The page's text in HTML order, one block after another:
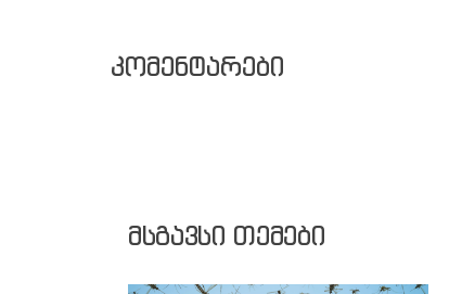
კომენტარები
მსგავსი თემები